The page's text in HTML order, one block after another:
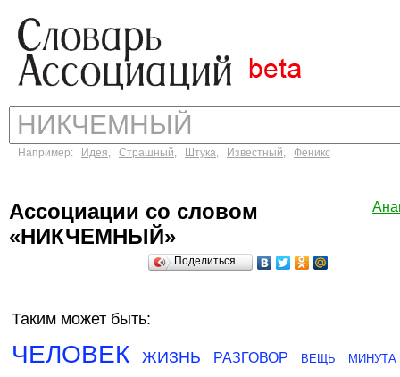
Например: Идея, Страшный, Штука, Известный, Феникс
Ассоциации со словом
«НИКЧЕМНЫЙ»
Поделиться…
Таким может быть:
ЧЕЛОВЕК ЖИЗНЬ РАЗГОВОР ВЕЩЬ МИНУТА